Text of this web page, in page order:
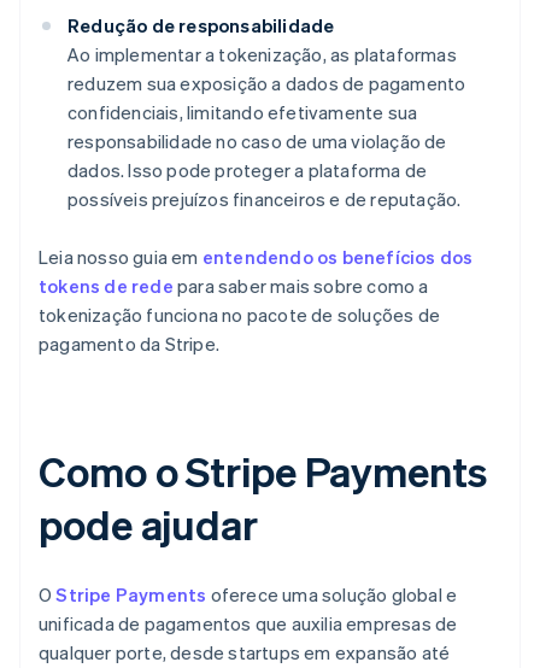
Redução de responsabilidade
Ao implementar a tokenização, as plataformas
reduzem sua exposição a dados de pagamento
confidenciais, limitando efetivamente sua
responsabilidade no caso de uma violação de
dados. Isso pode proteger a plataforma de
possíveis prejuízos financeiros e de reputação.
Leia nosso guia em entendendo os benefícios dos
tokens de rede para saber mais sobre como a
tokenização funciona no pacote de soluções de
pagamento da Stripe.
Como o Stripe Payments
pode ajudar
OStripe Payments oferece uma solução global e
unificada de pagamentos que auxilia empresas de
qualquer porte, desde startups em expansão até